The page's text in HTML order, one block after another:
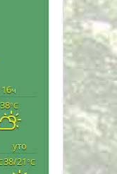
16ч
38°C
уто
38/21°C